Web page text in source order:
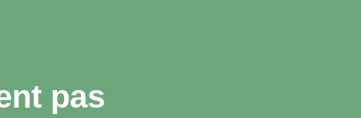
pas